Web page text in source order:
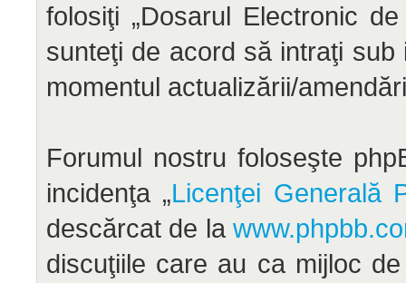
folosiţi „Dosarul Electronic
sunteţi de acord să intraţi
momentul actualizării/
Forumul nostru foloseşte
incidenţa „Licenţei Generală
descărcat de la
discuţiile care au ca mijloc